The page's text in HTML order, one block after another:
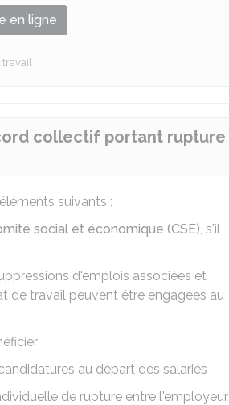
en ligne
travail
collectif portant rupture
suivants :
social et économique (CSE), s'il
d'emplois associées et
de travail peuvent être engagées au
au départ des salariés
de rupture entre l'employeur